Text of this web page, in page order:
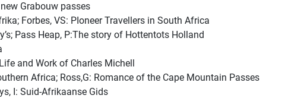
Grabouw passes
Forbes, VS: PIoneer Travellers in South Africa
Pass Heap, P:The story of Hottentots Holland
and Work of Charles Michell
Africa; Ross,G: Romance of the Cape Mountain Passes
I: Suid-Afrikaanse Gids